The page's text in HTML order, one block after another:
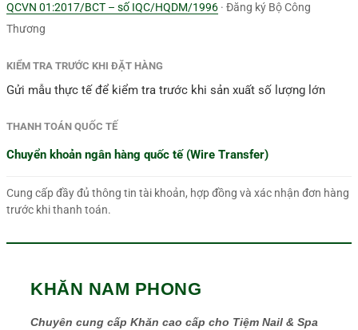
QCVN 01:2017/BCT – số IQC/HQDM/1996 · Đăng ký Bộ Công
Thương
KIỂM TRA TRƯỚC KHI ĐẶT HÀNG
Gửi mẫu thực tế để kiểm tra trước khi sản xuất số lượng lớn
THANH TOÁN QUỐC TẾ
Chuyển khoản ngân hàng quốc tế (Wire Transfer)
Cung cấp đầy đủ thông tin tài khoản, hợp đồng và xác nhận đơn hàng
trước khi thanh toán.
KHĂN NAM PHONG
Chuyên cung cấp Khăn cao cấp cho Tiệm Nail & Spa